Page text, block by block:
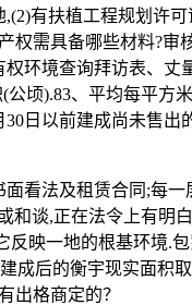
有扶植工程规划许
权需具备哪些材料?审
环境查询拜访表、丈
顷).83、平均每平方
日以前建成尚未售
法及租赁合同;每一
和谈,正在法令上有明
映一地的根基环境.
成后的衡宇现实面积
出格商定的？